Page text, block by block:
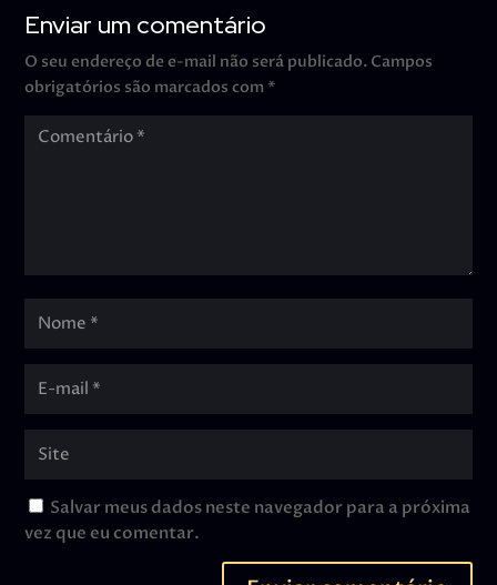
Enviar um comentário
O seu endereço de e-mail não será publicado. Campos
obrigatórios são marcados com *
Salvar meus dados neste navegador para a próxima
vez que eu comentar.